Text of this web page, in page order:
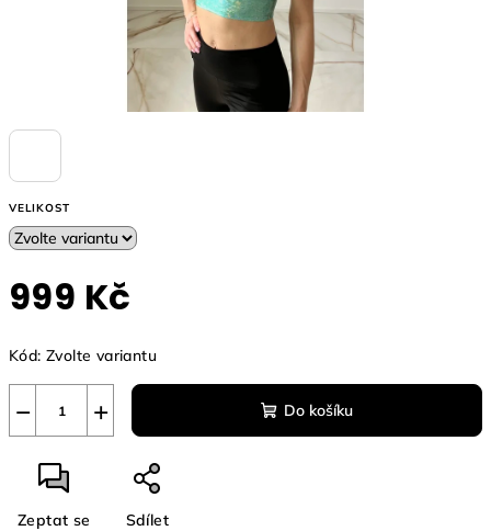
VELIKOST
999 Kč
cena:
Kód: Zvolte variantu
+
− Do košíku
Zeptat se Sdílet